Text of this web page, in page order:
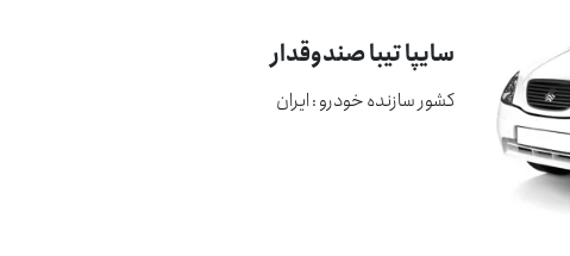
سایپا تیبا صندوقدار
کشور سازنده خودرو : ايران